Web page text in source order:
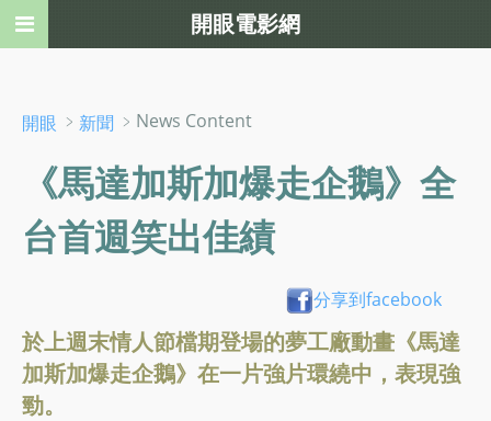
開眼 ﹥ 新聞 ﹥News Content
《馬達加斯加爆走企鵝》全
台首週笑出佳績
分享到facebook
於上週末情人節檔期登場的夢工廠動畫《馬達
加斯加爆走企鵝》在一片強片環繞中，表現強
勁。
開眼電影網